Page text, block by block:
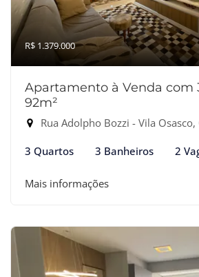
R$ 1.379.000
Apartamento à Venda com
92m²
Rua Adolpho Bozzi - Vila Osasco,
3 Quartos 3 Banheiros 2
Mais informações